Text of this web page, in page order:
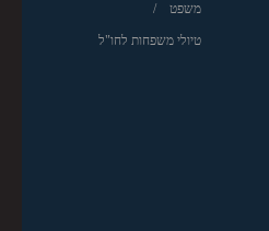
משפט
טיולי משפחות לחו"ל